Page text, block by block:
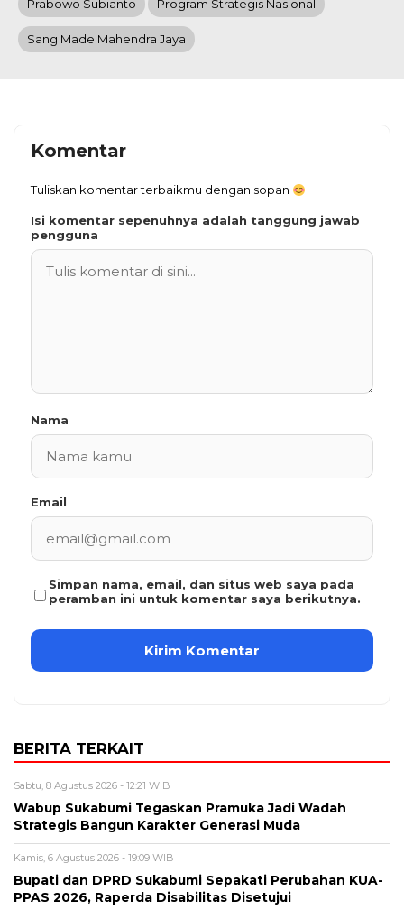
Prabowo Subianto Program Strategis Nasional
Sang Made Mahendra Jaya
Komentar
Tuliskan komentar terbaikmu dengan sopan
Isi komentar sepenuhnya adalah tanggung jawab
pengguna
Nama
Email
Simpan nama, email, dan situs web saya pada
peramban ini untuk komentar saya berikutnya.
BERITA TERKAIT
Sabtu, 8 Agustus 2026 - 12:21 WIB
Wabup Sukabumi Tegaskan Pramuka Jadi Wadah
Strategis Bangun Karakter Generasi Muda
Kamis, 6 Agustus 2026 - 19:09 WIB
Bupati dan DPRD Sukabumi Sepakati Perubahan KUA-
PPAS 2026, Raperda Disabilitas Disetujui